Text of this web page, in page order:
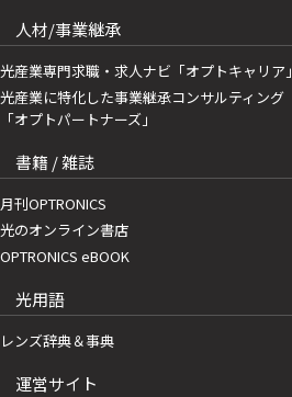
人材/事業継承
光産業専門求職・求人ナビ「オプトキャリア」
光産業に特化した事業継承コンサルティング
「オプトパートナーズ」
書籍 / 雑誌
月刊OPTRONICS
光のオンライン書店
OPTRONICS eBOOK
光用語
レンズ辞典＆事典
運営サイト